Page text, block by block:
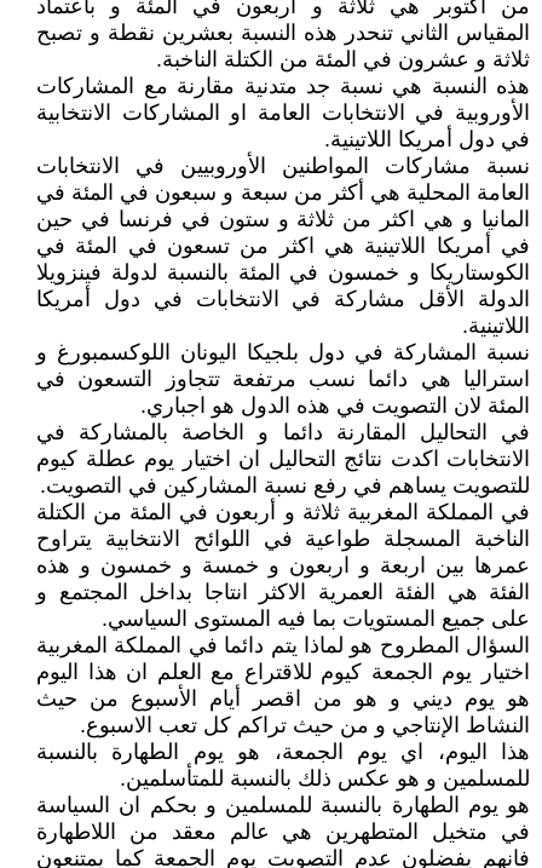
من اكتوبر هي ثلاثة و اربعون في المئة و باعتماد
المقياس الثاني تنحدر هذه النسبة بعشرين نقطة و تصبح
ثلاثة و عشرون في المئة من الكتلة الناخبة.
هذه النسبة هي نسبة جد متدنية مقارنة مع المشاركات
الأوروبية في الانتخابات العامة او المشاركات الانتخابية
في دول أمريكا اللاتينية.
نسبة مشاركات المواطنين الأوروبيين في الانتخابات
العامة المحلية هي أكثر من سبعة و سبعون في المئة في
المانيا و هي اكثر من ثلاثة و ستون في فرنسا في حين
في أمريكا اللاتينية هي اكثر من تسعون في المئة في
الكوستاريكا و خمسون في المئة بالنسبة لدولة فينزويلا
الدولة الأقل مشاركة في الانتخابات في دول أمريكا
اللاتينية.
نسبة المشاركة في دول بلجيكا اليونان اللوكسمبورغ و
استراليا هي دائما نسب مرتفعة تتجاوز التسعون في
المئة لان التصويت في هذه الدول هو اجباري.
في التحاليل المقارنة دائما و الخاصة بالمشاركة في
الانتخابات اكدت نتائج التحاليل ان اختيار يوم عطلة كيوم
للتصويت يساهم في رفع نسبة المشاركين في التصويت.
في المملكة المغربية ثلاثة و أربعون في المئة من الكتلة
الناخبة المسجلة طواعية في اللوائح الانتخابية يتراوح
عمرها بين اربعة و اربعون و خمسة و خمسون و هذه
الفئة هي الفئة العمرية الاكثر انتاجا بداخل المجتمع و
على جميع المستويات بما فيه المستوى السياسي.
السؤال المطروح هو لماذا يتم دائما في المملكة المغربية
اختيار يوم الجمعة كيوم للاقتراع مع العلم ان هذا اليوم
هو يوم ديني و هو من اقصر أيام الأسبوع من حيث
النشاط الإنتاجي و من حيث تراكم كل تعب الاسبوع.
هذا اليوم، اي يوم الجمعة، هو يوم الطهارة بالنسبة
للمسلمين و هو عكس ذلك بالنسبة للمتأسلمين.
هو يوم الطهارة بالنسبة للمسلمين و بحكم ان السياسة
في متخيل المتطهرين هي عالم معقد من اللاطهارة
فانهم يفضلون عدم التصويت يوم الجمعة كما يمتنعون